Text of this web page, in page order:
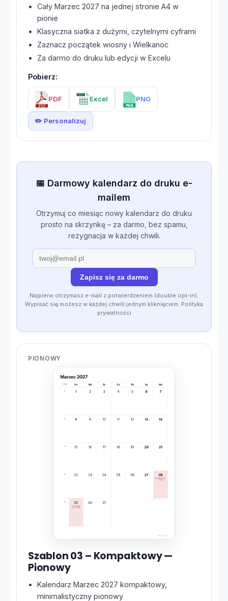
Cały Marzec 2027 na jednej stronie A4 w
pionie
Klasyczna siatka z dużymi, czytelnymi cyframi
Zaznacz początek wiosny i Wielkanoc
Za darmo do druku lub edycji w Excelu
Pobierz:
PDF Excel PNG
✏️ Personalizuj
📅 Darmowy kalendarz do druku e-
mailem
Otrzymuj co miesiąc nowy kalendarz do druku
prosto na skrzynkę – za darmo, bez spamu,
rezygnacja w każdej chwili.
Zapisz się za darmo
Najpierw otrzymasz e-mail z potwierdzeniem (double opt-in).
Wypisać się możesz w każdej chwili jednym kliknięciem. Polityka
prywatności
PIONOWY
Szablon 03 – Kompaktowy —
Pionowy
Kalendarz Marzec 2027 kompaktowy,
minimalistyczny pionowy